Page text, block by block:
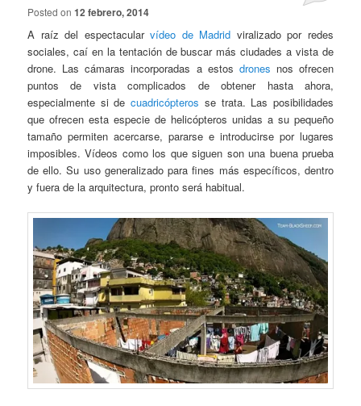
Posted on12 febrero, 2014
A raíz del espectacularvídeo de Madrid viralizado por redes
sociales, caí en la tentación de buscar más ciudades a vista de
drone. Las cámaras incorporadas a estos drones nos ofrecen
puntos de vista complicados de obtener hasta ahora,
especialmente si decuadricópteros se trata. Las posibilidades
que ofrecen esta especie de helicópteros unidas a su pequeño
tamaño permiten acercarse, pararse e introducirse por lugares
imposibles. Vídeos como los que siguen son una buena prueba
de ello. Su uso generalizado para fines más específicos, dentro
y fuera de la arquitectura, pronto será habitual.